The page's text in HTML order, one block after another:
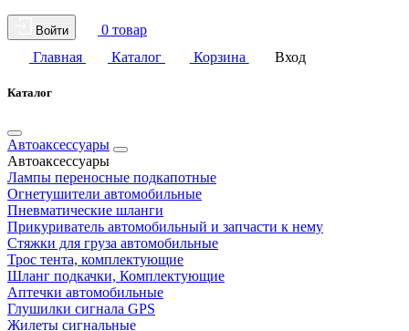
Войти
0 товар
Главная
Каталог Корзина Вход
Каталог
Автоаксессуары
Автоаксессуары
Лампы переносные подкапотные
Огнетушители автомобильные
Пневматические шланги
Прикуриватель автомобильный и запчасти к нему
Стяжки для груза автомобильные
Трос тента, комплектующие
Шланг подкачки, Комплектующие
Аптечки автомобильные
Глушилки сигнала GPS
Жилеты сигнальные